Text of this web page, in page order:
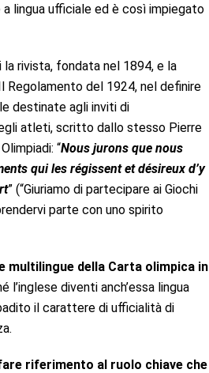
lingua ufficiale ed è così impiegato
la rivista, fondata nel 1894, e la
Regolamento del 1924, nel definire
destinate agli inviti di
atleti, scritto dallo stesso Pierre
“Nous jurons que nous
qui les régissent et désireux d’y
” (“Giuriamo di partecipare ai Giochi
parte con uno spirito
multilingue della Carta olimpica in
diventi anch’essa lingua
il carattere di ufficialità di
riferimento al ruolo chiave che